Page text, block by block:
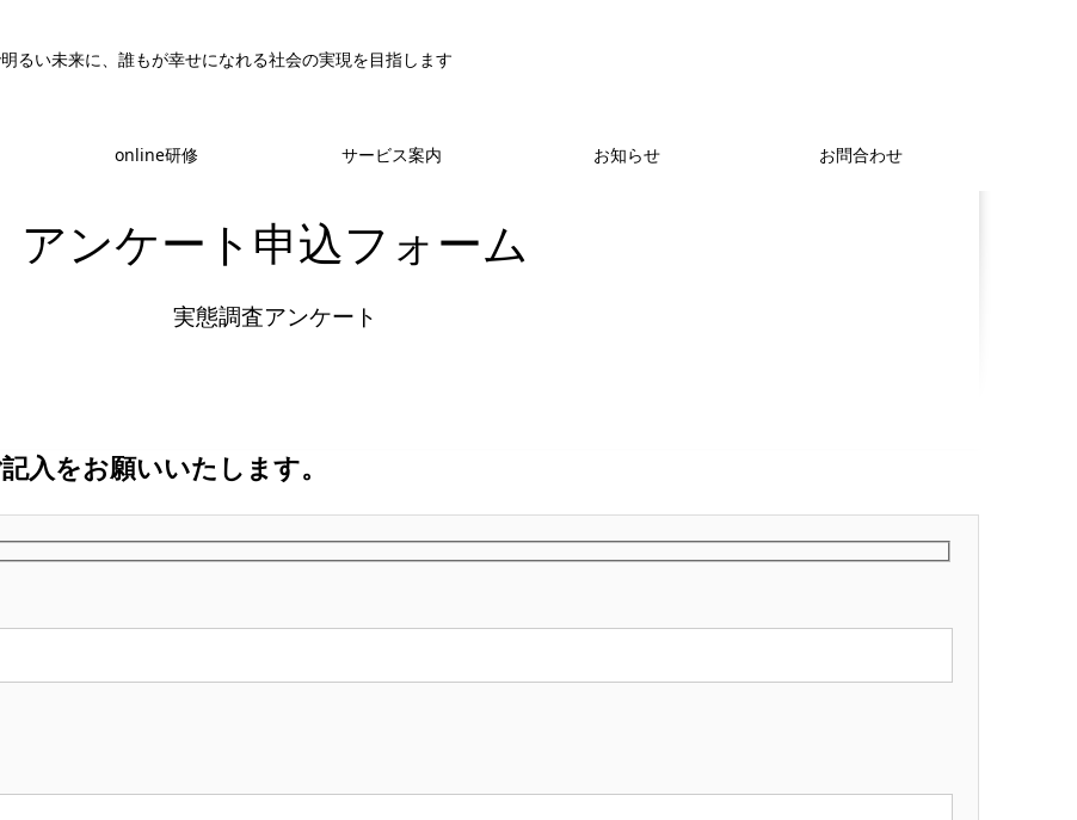
るい未来に、誰もが幸せになれる社会の実現を目指します
online研修 サービス案内 お知らせ お問合わせ
アンケート申込フォーム
実態調査アンケート
入をお願いいたします。